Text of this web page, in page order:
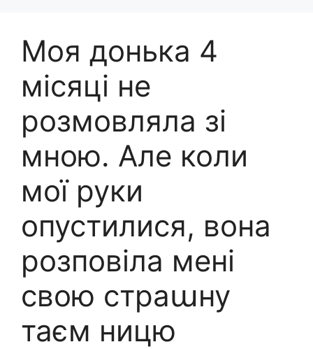
Моя донька 4
місяці не
розмовляла зі
мною. Але коли
мої руки
опустилися, вона
розповіла мені
свою страաну
таєм ницю